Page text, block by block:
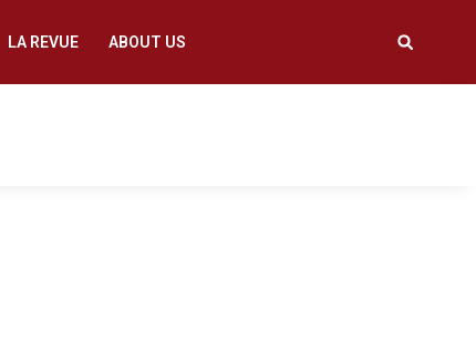
LA REVUE ABOUT US